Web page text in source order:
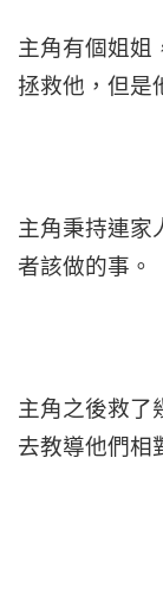
主角有個姐姐
拯救他，但是
主角秉持連家
者該做的事。
主角之後救了
去教導他們相